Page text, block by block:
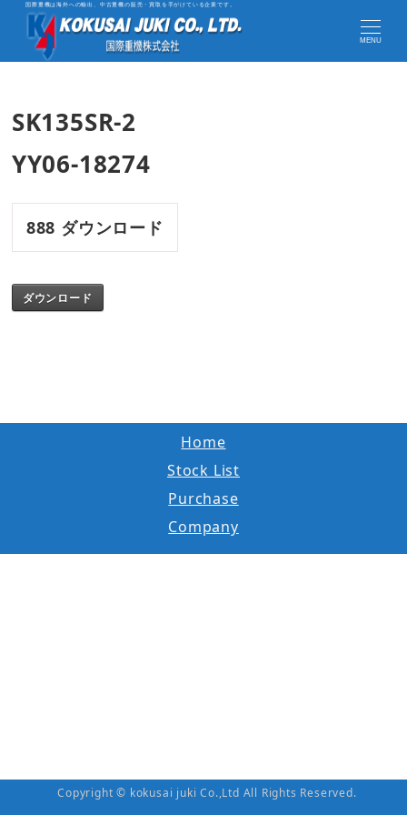
国際重機は海外への輸出、中古重機の販売・買取を手がけている企業です。
MENU
SK135SR-2
YY06-18274
888 ダウンロード
ダウンロード
Home
Stock List
Purchase
Company
Copyright © kokusai juki Co.,Ltd All Rights Reserved.